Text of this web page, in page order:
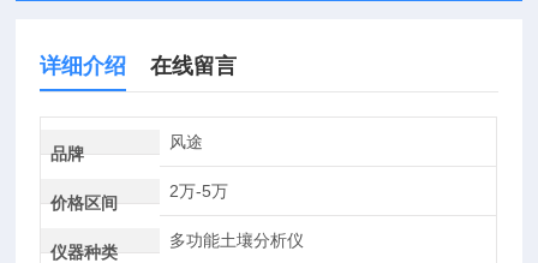
详细介绍 在线留言
品牌
风途
价格区间
2万-5万
仪器种类
多功能土壤分析仪